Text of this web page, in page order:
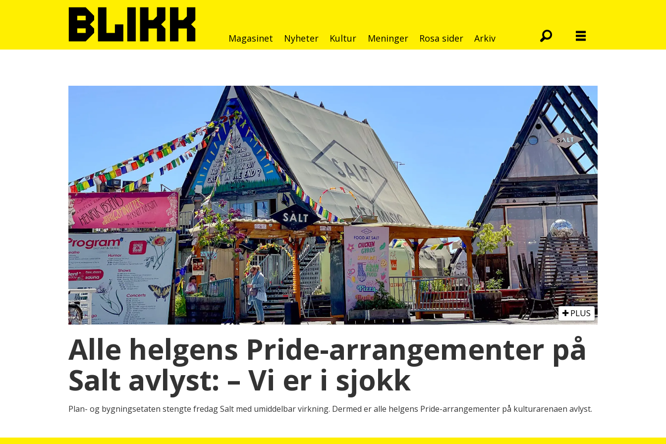
Magasinet Nyheter Kultur Meninger Rosa sider Arkiv
PLUS
Alle helgens Pride-arrangementer på
Salt avlyst: – Vi er i sjokk
Plan- og bygningsetaten stengte fredag Salt med umiddelbar virkning. Dermed er alle helgens Pride-arrangementer på kulturarenaen avlyst.